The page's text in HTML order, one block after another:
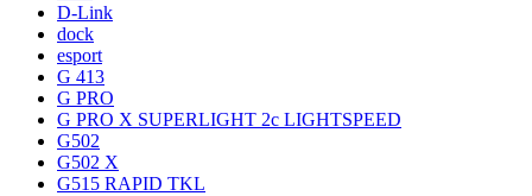
D-Link
dock
esport
G 413
G PRO
G PRO X SUPERLIGHT 2c LIGHTSPEED
G502
G502 X
G515 RAPID TKL